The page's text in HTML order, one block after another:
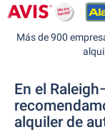
Más de 900
En el
alquiler de